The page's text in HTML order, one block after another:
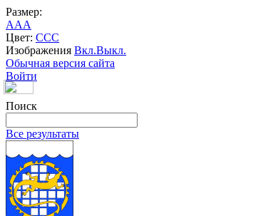
Размер:
AAA
Цвет: CCC
Изображения Вкл.Выкл.
Обычная версия сайта
Войти
Поиск
Все результаты